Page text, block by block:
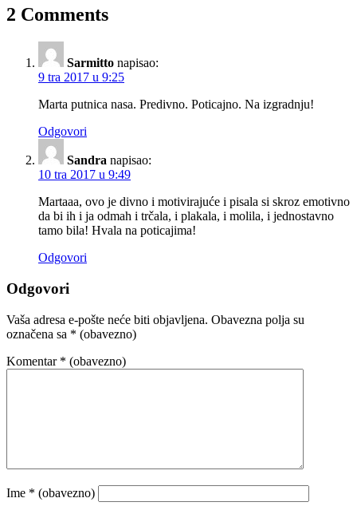
2 Comments
Sarmitto napisao:
9 tra 2017 u 9:25
Marta putnica nasa. Predivno. Poticajno. Na izgradnju!
Odgovori
Sandra napisao:
10 tra 2017 u 9:49
Martaaa, ovo je divno i motivirajuće i pisala si skroz emotivno
da bi ih i ja odmah i trčala, i plakala, i molila, i jednostavno
tamo bila! Hvala na poticajima!
Odgovori
Odgovori
Vaša adresa e-pošte neće biti objavljena. Obavezna polja su
označena sa * (obavezno)
Komentar * (obavezno)
Ime * (obavezno)